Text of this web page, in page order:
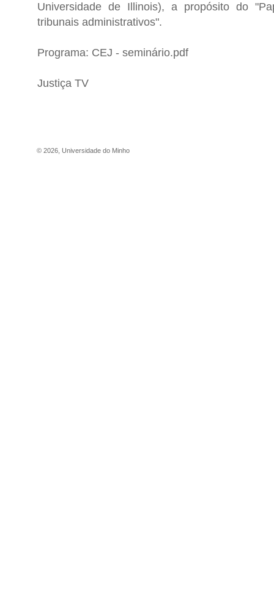
Universidade de Illinois), a propósito do
tribunais administrativos".
Programa: CEJ - seminário.pdf
Justiça TV
© 2026 Universidade do Minho